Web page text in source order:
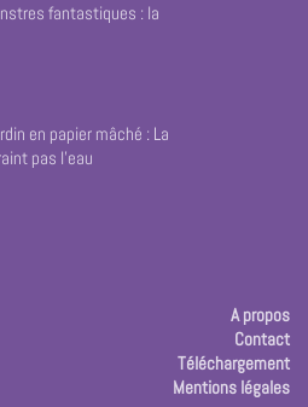
fantastiques : la
en papier mâché : La
pas l’eau
A propos
Contact
Téléchargement
Mentions légales